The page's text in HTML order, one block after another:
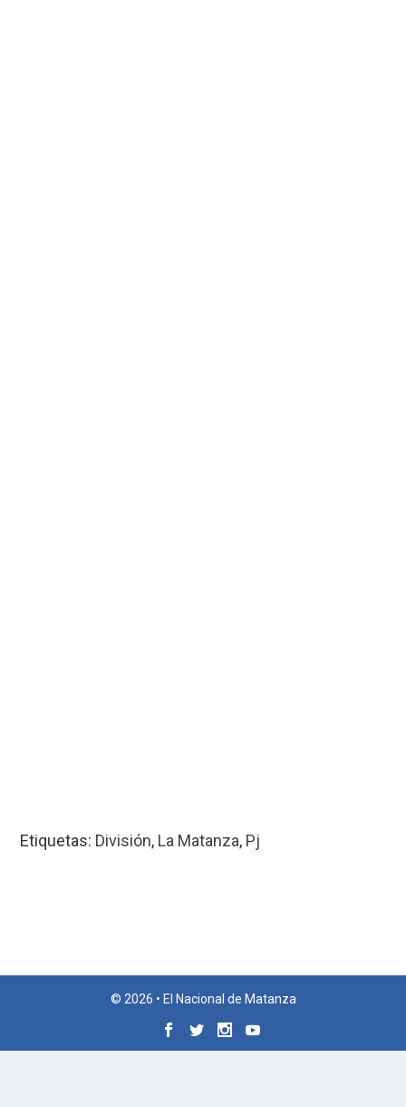
Etiquetas: División, La Matanza, Pj
© 2026 • El Nacional de Matanza